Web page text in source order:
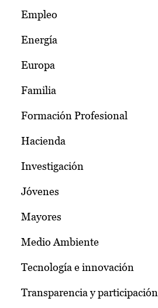
Empleo
Energía
Europa
Familia
Formación Profesional
Hacienda
Investigación
Jóvenes
Mayores
Medio Ambiente
Tecnología e innovación
Transparencia y participación